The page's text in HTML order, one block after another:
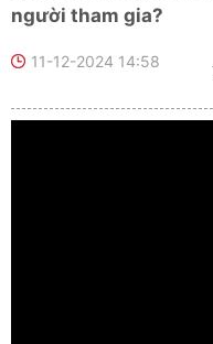
người tham gia?
11-12-2024 14:58